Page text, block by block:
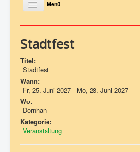
Toggle
Navigation
Menü
Zunft
Vorstand & Ausschuss
Termine
Galerie
Kontakt
Datenschutz
Stadtfest
Titel:
Stadtfest
Wann:
Fr, 25. Juni 2027 - Mo, 28. Juni 2027
Wo:
Dornhan
Kategorie:
Veranstaltung